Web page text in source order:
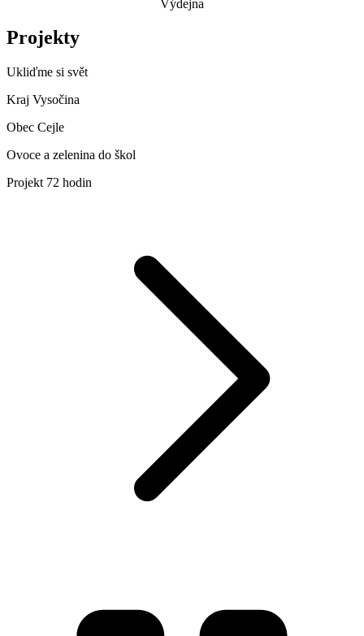
Výdejna
Projekty
Ukliďme si svět
Kraj Vysočina
Obec Cejle
Ovoce a zelenina do škol
Projekt 72 hodin